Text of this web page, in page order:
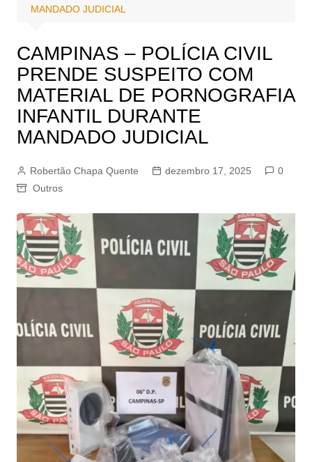
MANDADO JUDICIAL
CAMPINAS – POLÍCIA CIVIL
PRENDE SUSPEITO COM
MATERIAL DE PORNOGRAFIA
INFANTIL DURANTE
MANDADO JUDICIAL
Robertão Chapa Quente dezembro 17, 2025
0
Outros